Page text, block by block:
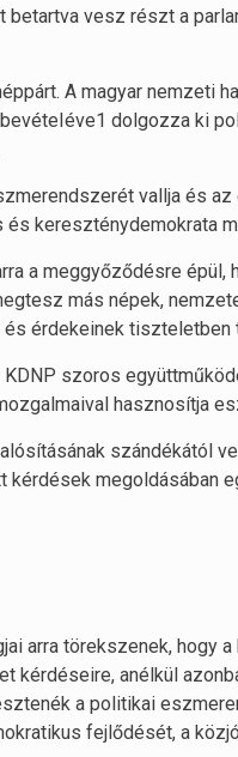
betartva vesz részt a
A magyar nemzeti
dolgozza ki
vallja és
kereszténydemokrata
a meggyőződésre
más népek,
és érdekeinek
szoros
hasznosítja
szándékától
megoldásában
arra törekszenek, hogy
kérdéseire, anélkül
a politikai
fejlődését, a